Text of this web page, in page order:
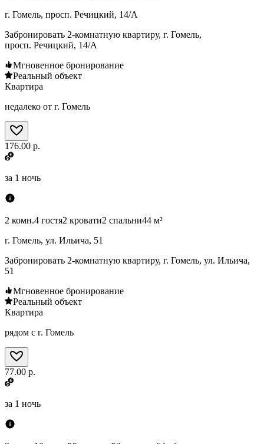
г. Гомель, просп. Речицкий, 14/А
Забронировать 2-комнатную квартиру, г. Гомель,
просп. Речицкий, 14/А
Мгновенное бронирование
Реальный объект
Квартира
недалеко от г. Гомель
176.00 р.
за 1 ночь
2 комн.4 гостя2 кровати2 спальни44 м²
г. Гомель, ул. Ильича, 51
Забронировать 2-комнатную квартиру, г. Гомель, ул. Ильича,
51
Мгновенное бронирование
Реальный объект
Квартира
рядом с г. Гомель
77.00 р.
за 1 ночь